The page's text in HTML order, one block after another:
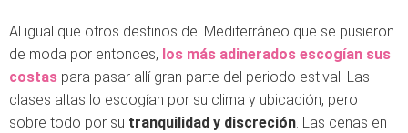
Al igual que otros destinos del Mediterráneo que se pusieron
de moda por entonces, los más adinerados escogían sus
costas para pasar allí gran parte del periodo estival. Las
clases altas lo escogían por su clima y ubicación, pero
sobre todo por su tranquilidad y discreción. Las cenas en